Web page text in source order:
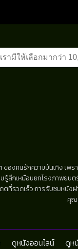
องคนรักความบันเทิง เพร
สึกเหมือนยกโรงภาพยน
รวดเร็ว การรับชมหนัง
คุณ
ดูหนังออนไลน์ ดูห